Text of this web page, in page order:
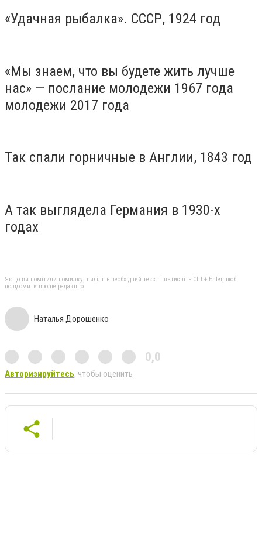
«Удачная рыбалка». СССР, 1924 год
«Мы знаем, что вы будете жить лучше
нас» — послание молодежи 1967 года
молодежи 2017 года
Так спали горничные в Англии, 1843 год
А так выглядела Германия в 1930-х
годах
Якщо ви помітили помилку, виділіть необхідний текст і натисніть Ctrl + Enter, щоб
повідомити про це редакцію
Наталья Дорошенко
0,0
Авторизируйтесь, чтобы оценить